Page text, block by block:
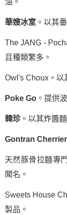
油。
華嫂冰室 。以其
The JANG -
且種類繁多。
Owl's Choux。以
Poke Go 。提供
韓珍。以其炸醬
Gontran Cherrier
天然豚骨拉麵專
聞名。
Sweets House
製品。